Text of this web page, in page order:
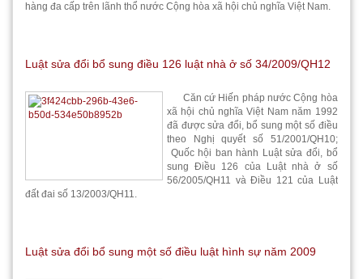
hàng đa cấp trên lãnh thổ nước Cộng hòa xã hội chủ nghĩa Việt Nam.
Luật sửa đổi bổ sung điều 126 luật nhà ở số 34/2009/QH12
Căn cứ Hiến pháp nước Cộng hòa
xã hội chủ nghĩa Việt Nam năm 1992
đã được sửa đổi, bổ sung một số điều
theo Nghị quyết số 51/2001/QH10;
Quốc hội ban hành Luật sửa đổi, bổ
sung Điều 126 của Luật nhà ở số
56/2005/QH11 và Điều 121 của Luật
đất đai số 13/2003/QH11.
Luật sửa đổi bổ sung một số điều luật hình sự năm 2009